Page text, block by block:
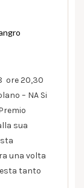
ore 20,30
– NA Si
sua
una volta
tanto